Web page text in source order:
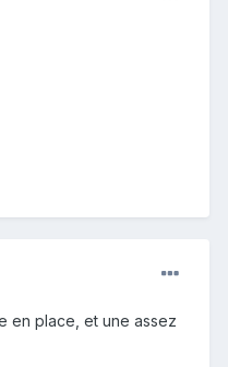
en place, et une assez